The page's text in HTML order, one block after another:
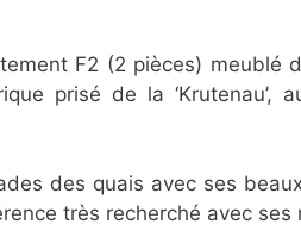
F2 (2 pièces)
prisé de la
des quais avec ses
très recherché avec ses